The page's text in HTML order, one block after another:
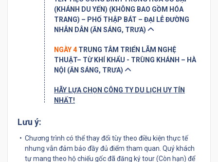
(KHÁNH DU YẾN) (KHÔNG BAO GỒM HÓA
TRANG) – PHỐ THẬP BÁT – ĐẠI LỄ ĐƯỜNG
NHÂN DÂN (ĂN SÁNG, TRƯA)
NGÀY 4TRUNG TÂM TRIỂN LÃM NGHỆ
THUẬT– TỪ KHÍ KHẨU - TRÙNG KHÁNH – HÀ
NỘI (ĂN SÁNG, TRƯA)
HÃY LỰA CHỌN CÔNG TY DU LỊCH UY TÍN
NHẤT!
Lưu ý:
Chương trình có thể thay đổi tùy theo điều kiện thực tế
nhưng vẫn đảm bảo đầy đủ điểm tham quan. Quý khách
tự mang theo hộ chiếu gốc đã đăng ký tour (Còn hạn) để